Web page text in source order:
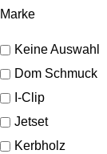
Marke
Keine Auswahl
Dom Schmuck
I-Clip
Jetset
Kerbholz